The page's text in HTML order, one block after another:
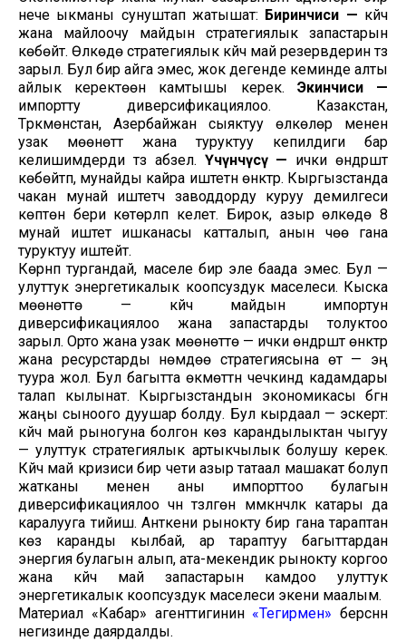
нече ыкманы сунуштап жатышат: Биринчиси — күйүүчү
жана майлоочу майдын стратегиялык запастарын
көбөйтүү. Өлкөдө стратегиялык күйүүчү май резервдерин түзүү
зарыл. Бул бир айга эмес, жок дегенде кеминде алты
айлык керектөөнү камтышы керек. Экинчиси —
импортту диверсификациялоо. Казакстан,
Түркмөнстан, Азербайжан сыяктуу өлкөлөр менен
узак мөөнөттүү жана туруктуу кепилдиги бар
келишимдерди түзүү абзел. Үчүнчүсү — ички өндүрүштү
көбөйтүп, мунайды кайра иштетүүнү өнүктүрүү. Кыргызстанда
чакан мунай иштетүүчү заводдорду куруу демилгеси
көптөн бери көтөрүлүп келет. Бирок, азыр өлкөдө 8
мунай иштетүү ишканасы катталып, анын үчөө гана
туруктуу иштейт.
Көрүнүп тургандай, маселе бир эле баада эмес. Бул —
улуттук энергетикалык коопсуздук маселеси. Кыска
мөөнөттө — күйүүчү майдын импортун
диверсификациялоо жана запастарды толуктоо
зарыл. Орто жана узак мөөнөттө — ички өндүрүштү өнүктүрүү
жана ресурстарды үнөмдөө стратегиясына өтүү — эң
туура жол. Бул багытта өкмөттүн чечкиндүү кадамдары
талап кылынат. Кыргызстандын экономикасы бүгүн
жаңы сыноого дуушар болду. Бул кырдаал — эскертүү:
күйүүчү май рыногуна болгон көз карандылыктан чыгуу
— улуттук стратегиялык артыкчылык болушу керек.
Күйүүчү май кризиси бир чети азыр татаал машакат болуп
жатканы менен аны импорттоо булагын
диверсификациялоо үчүн түзүлгөн мүмкүнчүлүк катары да
каралууга тийиш. Анткени рынокту бир гана тараптан
көз каранды кылбай, ар тараптуу багыттардан
энергия булагын алып, ата-мекендик рынокту коргоо
жана күйүүчү май запастарын камдоо улуттук
энергетикалык коопсуздук маселеси экени маалым.
Материал «Кабар» агенттигинин «Тегирмен» берүүсүнүн
негизинде даярдалды.